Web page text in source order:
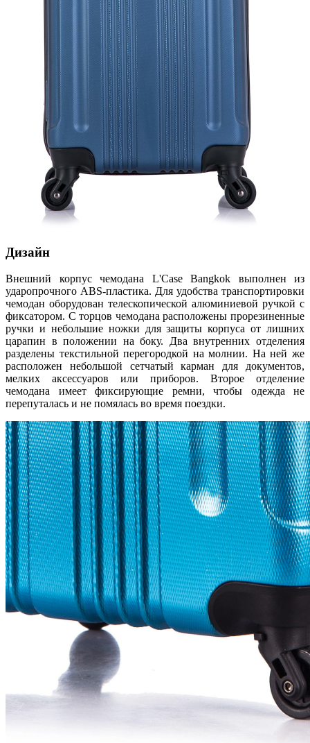
Дизайн
Внешний корпус чемодана L'Case Bangkok выполнен из
ударопрочного ABS-пластика. Для удобства транспортировки
чемодан оборудован телескопической алюминиевой ручкой с
фиксатором. С торцов чемодана расположены прорезиненные
ручки и небольшие ножки для защиты корпуса от лишних
царапин в положении на боку. Два внутренних отделения
разделены текстильной перегородкой на молнии. На ней же
расположен небольшой сетчатый карман для документов,
мелких аксессуаров или приборов. Второе отделение
чемодана имеет фиксирующие ремни, чтобы одежда не
перепуталась и не помялась во время поездки.